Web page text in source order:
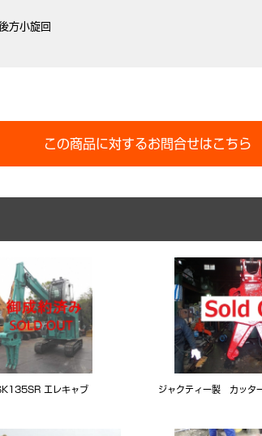
方小旋回
この商品に対するお問合せはこちら
エレキャブ ジャクティー製 カッタ